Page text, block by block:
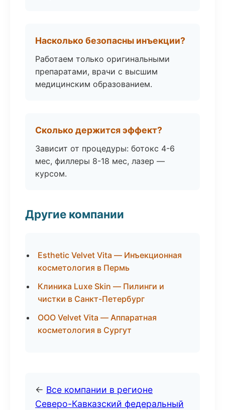
Насколько безопасны инъекции?
Работаем только оригинальными
препаратами, врачи с высшим
медицинским образованием.
Сколько держится эффект?
Зависит от процедуры: ботокс 4-6
мес, филлеры 8-18 мес, лазер —
курсом.
Другие компании
Esthetic Velvet Vita — Инъекционная
косметология в Пермь
Клиника Luxe Skin — Пилинги и
чистки в Санкт-Петербург
ООО Velvet Vita — Аппаратная
косметология в Сургут
← Все компании в регионе
Северо-Кавказский федеральный